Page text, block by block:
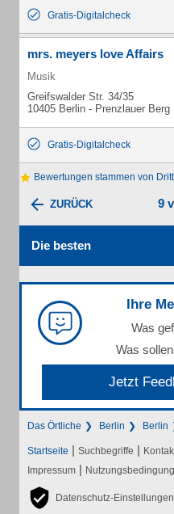
Gratis-Digitalcheck
mrs. meyers love Affairs
Musik
Greifswalder Str. 34/35
10405 Berlin - Prenzlauer Berg
Gratis-Digitalcheck
Bewertungen stammen von
ZURÜCK 9
Die besten
Ihre
Was
Was
Jetzt
Das Örtliche Berlin Berlin
Startseite | Suchbegriffe |
Impressum |
Datenschutz-Einstellungen